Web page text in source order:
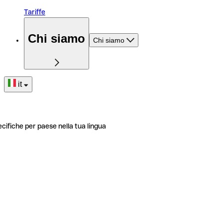
Tariffe
Chi siamo Chi siamo
it
per paese nella tua lingua